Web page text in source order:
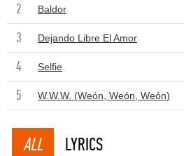
2 Baldor
3 Dejando Libre El Amor
4 Selfie
5 W.W.W. (Weón, Weón, Weón)
ALL LYRICS